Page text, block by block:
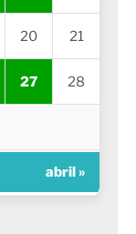
20 21
27 28
abril »